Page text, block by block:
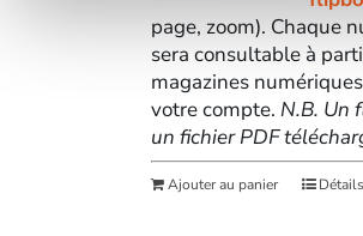
page, zoom). Chaque
sera consultable à
magazines
votre compte. N.B. Un
un fichier PDF
Ajouter au panier Détails